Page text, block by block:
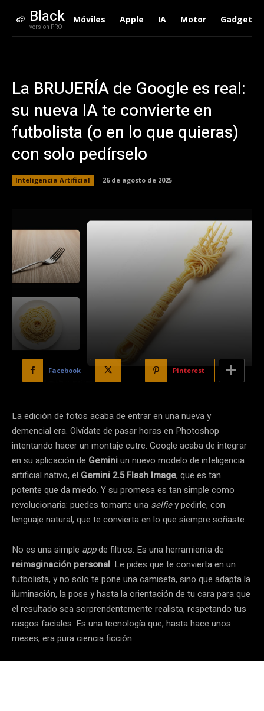
Black
version PRO
Móviles Apple IA Motor Gadgets
La BRUJERÍA de Google es real:
su nueva IA te convierte en
futbolista (o en lo que quieras)
con solo pedírselo
Inteligencia Artificial 26 de agosto de 2025
Facebook Pinterest
La edición de fotos acaba de entrar en una nueva y
demencial era. Olvídate de pasar horas en Photoshop
intentando hacer un montaje cutre. Google acaba de integrar
en su aplicación de Geminiun nuevo modelo de inteligencia
artificial nativo, el Gemini 2.5 Flash Image, que es tan
potente que da miedo. Y su promesa es tan simple como
revolucionaria: puedes tomarte una selfiey pedirle, con
lenguaje natural, que te convierta en lo que siempre soñaste.
No es una simple appde filtros. Es una herramienta de
reimaginación personal. Le pides que te convierta en un
futbolista, y no solo te pone una camiseta, sino que adapta la
iluminación, la pose y hasta la orientación de tu cara para que
el resultado sea sorprendentemente realista, respetando tus
rasgos faciales. Es una tecnología que, hasta hace unos
meses, era pura ciencia ficción.